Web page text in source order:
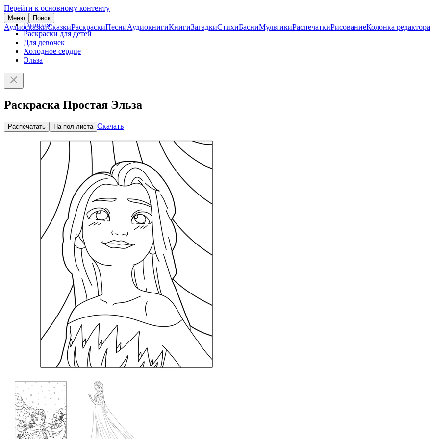
Перейти к основному контенту
Меню Поиск
АудиосказкиСказкиРаскраскиПесниАудиокнигиКнигиЗагадкиСтихиБасниМультикиРаспечаткиРисованиеКолонка редактора
Главная
Раскраски для детей
Для девочек
Холодное сердце
Эльза
Раскраска Простая Эльза
Распечатать На пол-листа Скачать